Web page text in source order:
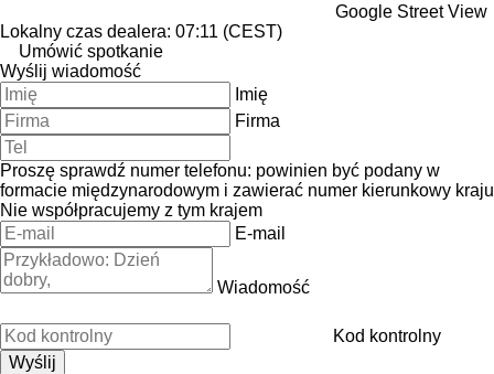
Google Street View
Lokalny czas dealera: 07:11 (CEST)
Umówić spotkanie
Wyślij wiadomość
Imię
Firma
Proszę sprawdź numer telefonu: powinien być podany w
formacie międzynarodowym i zawierać numer kierunkowy kraju
Nie współpracujemy z tym krajem
E-mail
Wiadomość
Kod kontrolny